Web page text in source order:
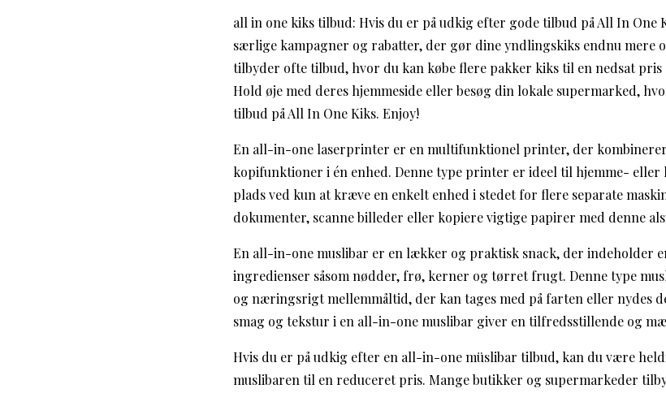
all in one kiks tilbud: Hvis du er på udkig efter gode tilbud på All In
særlige kampagner og rabatter, der gør dine yndlingskiks endnu mere
tilbyder ofte tilbud, hvor du kan købe flere pakker kiks til en nedsat pris
Hold øje med deres hjemmeside eller besøg din lokale supermarked,
tilbud på All In One Kiks. Enjoy!
En all-in-one laserprinter er en multifunktionel printer, der
kopifunktioner i én enhed. Denne type printer er ideel til hjemme-
plads ved kun at kræve en enkelt enhed i stedet for flere separate
dokumenter, scanne billeder eller kopiere vigtige papirer med denne
En all-in-one muslibar er en lækker og praktisk snack, der indeholder
ingredienser såsom nødder, frø, kerner og tørret frugt. Denne type
og næringsrigt mellemmåltid, der kan tages med på farten eller nydes
smag og tekstur i en all-in-one muslibar giver en tilfredsstillende og
Hvis du er på udkig efter en all-in-one müslibar tilbud, kan du være
muslibaren til en reduceret pris. Mange butikker og supermarkeder